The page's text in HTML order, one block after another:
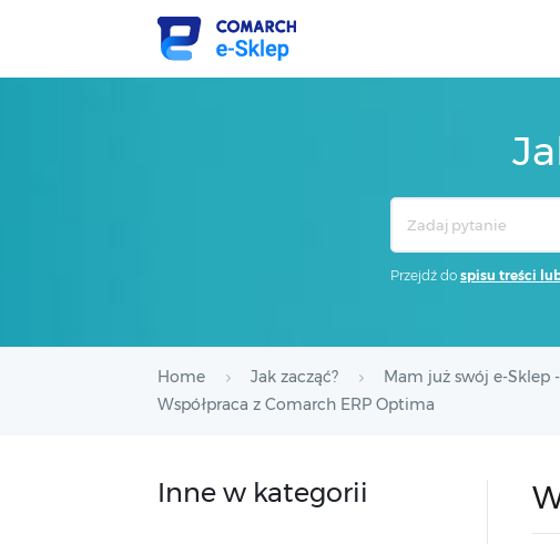
Przejdź do spisu treści
Home Jak zacząć? Mam już swój e-Sklep
Współpraca z Comarch ERP Optima
Inne w kategorii